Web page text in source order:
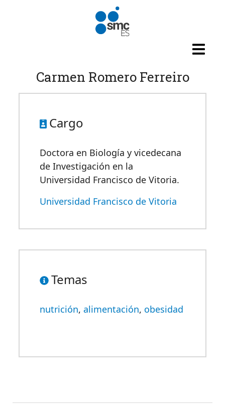
Pasar al contenido principal
Carmen Romero Ferreiro
Cargo
Doctora en Biología y vicedecana
de Investigación en la
Universidad Francisco de Vitoria.
Universidad Francisco de Vitoria
Temas
nutrición, alimentación, obesidad